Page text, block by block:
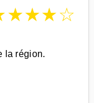
★★★☆
la région.